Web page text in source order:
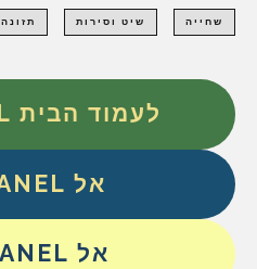
שחייה שיט וסירות תזונה
לעמוד הבית OUTPANEL
אל RUNPANEL
אל BIKEPANEL